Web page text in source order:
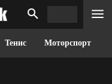
Тенис Моторспорт